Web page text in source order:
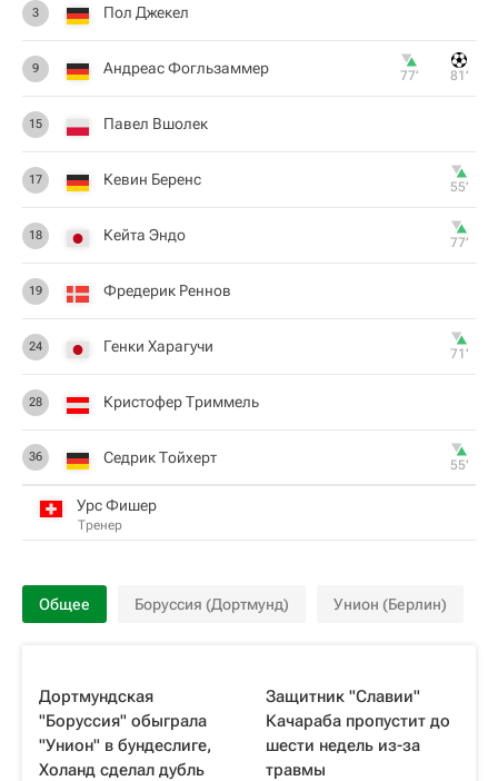
3 Пол Джекел
9 Андреас Фогльзаммер 77‎’‎ 81‎’‎
15 Павел Вшолек
17 Кевин Беренс 55‎’‎
18 Кейта Эндо 77‎’‎
19 Фредерик Реннов
24 Генки Харагучи 71‎’‎
28 Кристофер Триммель
36 Седрик Тойхерт 55‎’‎
Урс Фишер
Тренер
Общее Боруссия (Дортмунд) Унион (Берлин)
Дортмундская
"Боруссия" обыграла
"Унион" в бундеслиге,
Холанд сделал дубль
Защитник "Славии"
Качараба пропустит до
шести недель из-за
травмы